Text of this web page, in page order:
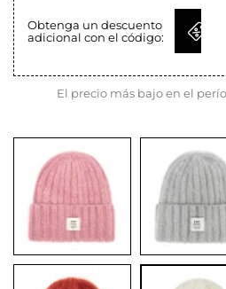
Obtenga un descuento
adicional con el código:
El precio más bajo en el